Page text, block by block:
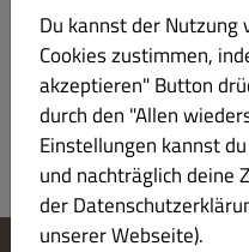
mit Brokkoli und Hollandaise
Produktinformation
Du kannst der
Cookies zustimmen,
akzeptieren" Button
durch den "Allen
Einstellungen kannst
und nachträglich deine
der
unserer Webseite).